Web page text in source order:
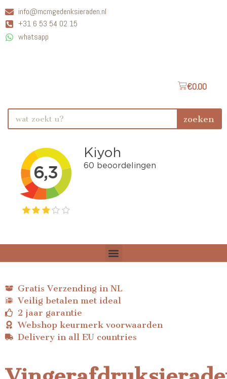
info@mcmgedenksieraden.nl
+31 6 53 54 02 15
whatsapp
€0.00
zoeken
Gratis Verzending in NL
Veilig betalen met ideal
2 jaar garantie
Webshop keurmerk voorwaarden
Delivery in all EU countries